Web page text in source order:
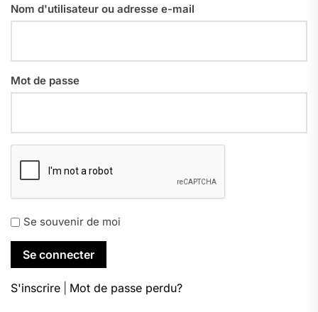
Nom d'utilisateur ou adresse e-mail
Mot de passe
Se souvenir de moi
S'inscrire Mot de passe perdu?